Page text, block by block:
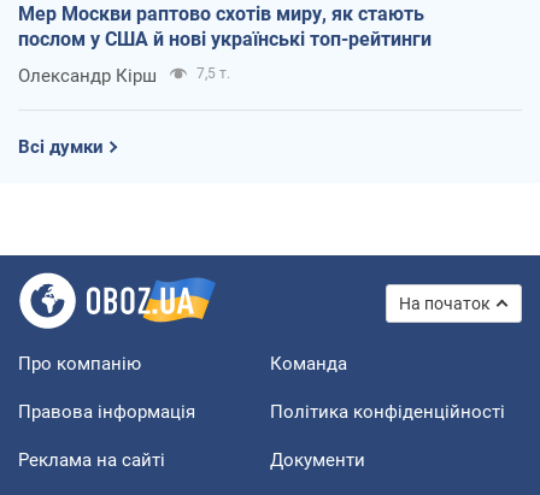
Мер Москви раптово схотів миру, як стають
послом у США й нові українські топ-рейтинги
Олександр Кірш 7,5 т.
Всі думки
На початок
Про компанію Команда
Правова інформація Політика конфіденційності
Реклама на сайті Документи